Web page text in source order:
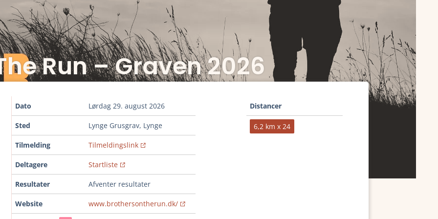
Run – Graven 2026
Dato lørdag 29. august 2026
Sted Lynge Grusgrav, Lynge
Tilmelding Tilmeldingslink
Deltagere Startliste
Resultater Afventer resultater
Website www.brothersontherun.dk/
Distancer
6,2 km x 24